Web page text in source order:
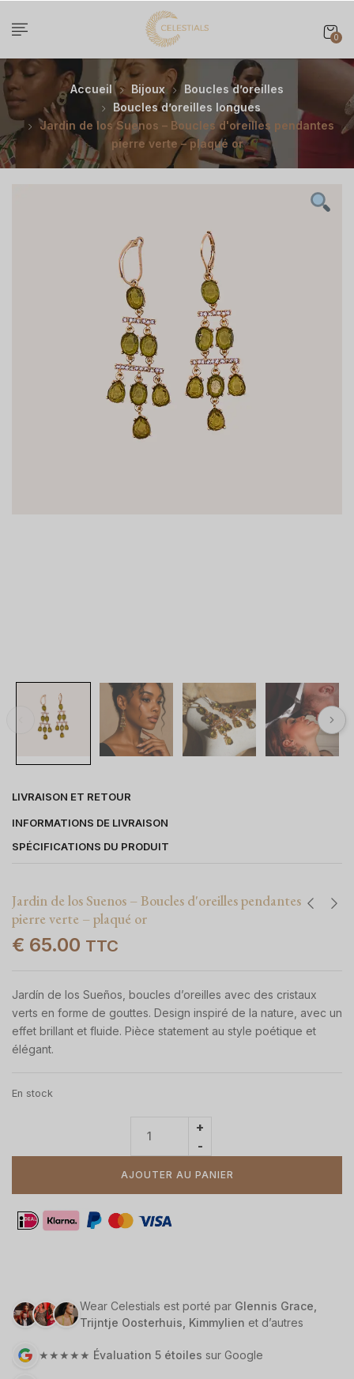
0
Accueil Bijoux
Boucles d’oreilles
Boucles d’oreilles longues
Jardin de los Suenos – Boucles d'oreilles pendantes
pierre verte – plaqué or
LIVRAISON ET RETOUR
INFORMATIONS DE LIVRAISON
SPÉCIFICATIONS DU PRODUIT
Jardin de los Suenos – Boucles d'oreilles pendantes
pierre verte – plaqué or
€ 65.00 TTC
Jardín de los Sueños, boucles d’oreilles avec des cristaux
verts en forme de gouttes. Design inspiré de la nature, avec un
effet brillant et fluide. Pièce statement au style poétique et
élégant.
En stock
AJOUTER AU PANIER
Wear Celestials est porté par Glennis Grace,
Trijntje Oosterhuis, Kimmylien et d’autres
★★★★★ Évaluation 5 étoiles sur Google